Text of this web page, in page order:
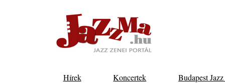
Hírek Koncertek Budapest